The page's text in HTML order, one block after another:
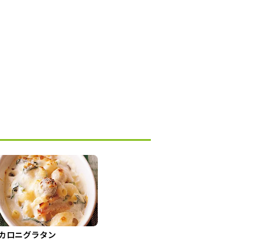
ロニグラタン